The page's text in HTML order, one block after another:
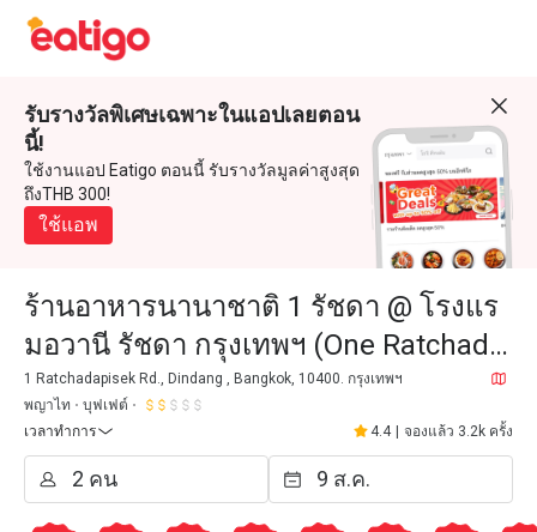
รับรางวัลพิเศษเฉพาะในแอปเลยตอน
นี้!
ใช้งานแอป Eatigo ตอนนี้ รับรางวัลมูลค่าสูงสุด
ถึงTHB 300!
ใช้แอพ
ร้านอาหารนานาชาติ 1 รัชดา @ โรงแร
มอวานี รัชดา กรุงเทพฯ (One Ratchada
International Restaurant @ AVANI
Ratchada Bangkok Hotel)
1 Ratchadapisek Rd., Dindang , Bangkok, 10400. กรุงเทพฯ
พญาไท
บุฟเฟต์
เวลาทำการ
4.4 จองแล้ว 3.2k ครั้ง